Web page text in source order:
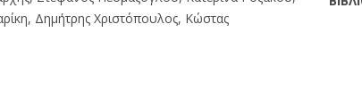
Δημήτρης Χριστόπουλος, Κώστας